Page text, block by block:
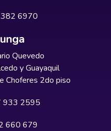
6970
Quevedo
y Guayaquil
Choferes 2do piso
933 2595
660 679